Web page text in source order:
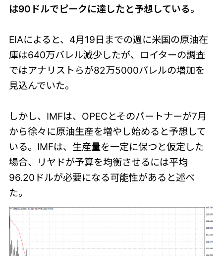
は90ドルでピークに達したと予想している。
EIAによると、4月19日までの週に米国の原油在
庫は640万バレル減少したが、ロイターの調査
ではアナリストらが82万5000バレルの増加を
見込んでいた。
しかし、IMFは、OPECとそのパートナーが7月
から徐々に原油生産を増やし始めると予想して
いる。IMFは、生産量を一定に保つと仮定した
場合、リヤドが予算を均衡させるには平均
96.20ドルが必要になる可能性があると述べ
た。